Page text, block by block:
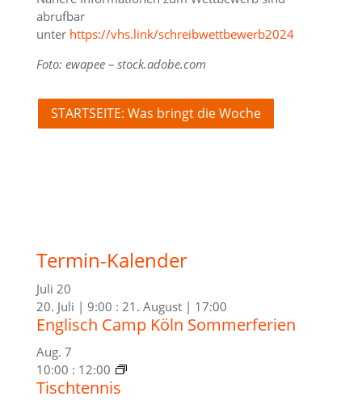
abrufbar
unter https://vhs.link/schreibwettbewerb2024
Foto: ewapee – stock.adobe.com
STARTSEITE: Was bringt die Woche
Termin-Kalender
Juli 20
20. Juli | 9:00 : 21. August | 17:00
Englisch Camp Köln Sommerferien
Aug. 7
10:00 : 12:00
Tischtennis